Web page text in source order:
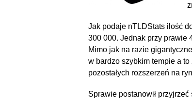
Jak podaje nTLDStats ilość
300 000. Jednak przy prawie
Mimo jak na razie
w bardzo szybkim tempie a
pozostałych rozszerzeń na
Sprawie postanowił